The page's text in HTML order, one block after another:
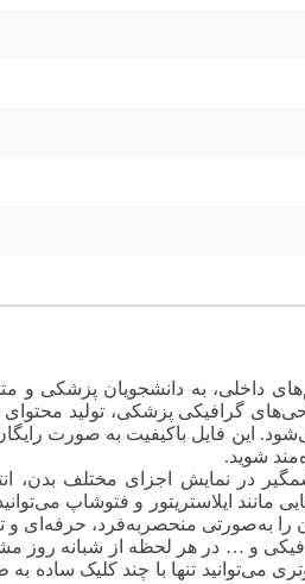
داخلی، به دانشجویان پزشکی
گرافیکی پزشکی، تولید
این فایل‌ باکیفیت به صورت
شوید.
در نمایش اجزای مختلف بدن،
ایلاستریتور و فتوشاپ
به‌صورتی منحصربه‌فرد، حرفه‌ای و
گرافیکی و … در هر لحظه از
می‌توانید تنها با چند کلیک ساده